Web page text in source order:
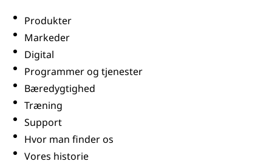
Produkter
Markeder
Digital
Programmer og tjenester
Bæredygtighed
Træning
Support
Hvor man finder os
Vores historie